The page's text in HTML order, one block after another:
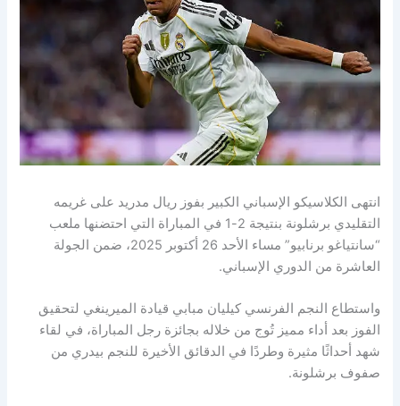
انتهى الكلاسيكو الإسباني الكبير بفوز ريال مدريد على غريمه
التقليدي برشلونة بنتيجة 2-1 في المباراة التي احتضنها ملعب
“سانتياغو برنابيو” مساء الأحد 26 أكتوبر 2025، ضمن الجولة
العاشرة من الدوري الإسباني.
واستطاع النجم الفرنسي كيليان مبابي قيادة الميرينغي لتحقيق
الفوز بعد أداء مميز تُوج من خلاله بجائزة رجل المباراة، في لقاء
شهد أحداثًا مثيرة وطردًا في الدقائق الأخيرة للنجم بيدري من
صفوف برشلونة.